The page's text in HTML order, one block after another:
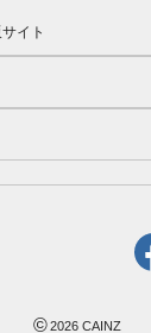
イト
©2026 CAINZ